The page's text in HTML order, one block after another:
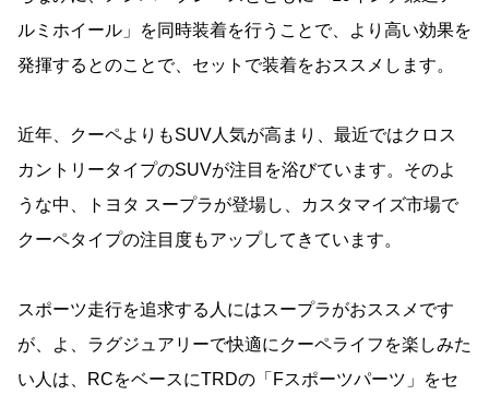
ルミホイール」を同時装着を行うことで、より高い効果を
発揮するとのことで、セットで装着をおススメします。
近年、クーペよりもSUV人気が高まり、最近ではクロス
カントリータイプのSUVが注目を浴びています。そのよ
うな中、トヨタ スープラが登場し、カスタマイズ市場で
クーペタイプの注目度もアップしてきています。
スポーツ走行を追求する人にはスープラがおススメです
が、よ、ラグジュアリーで快適にクーペライフを楽しみた
い人は、RCをベースにTRDの「Fスポーツパーツ」をセ